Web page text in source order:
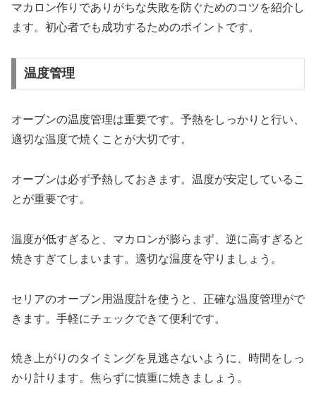
マカロン作りでありがちな失敗を防ぐためのコツを紹介し
ます。初心者でも成功するためのポイントです。
温度管理
オーブンの温度管理は重要です。予熱をしっかりと行い、
適切な温度で焼くことが大切です。
オーブンは必ず予熱しておきます。温度が安定しているこ
とが重要です。
温度が低すぎると、マカロンが膨らまず、逆に高すぎると
焼きすぎてしまいます。適切な温度を守りましょう。
セリアのオーブン用温度計を使うと、正確な温度管理がで
きます。手軽にチェックできて便利です。
焼き上がりのタイミングを見逃さないように、時間をしっ
かり計ります。焦らずに慎重に焼きましょう。